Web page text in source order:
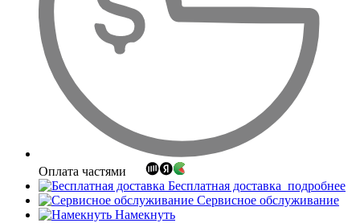
Оплата частями
Бесплатная доставка подробнее
Сервисное обслуживание
Намекнуть